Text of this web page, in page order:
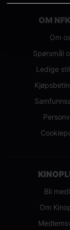
OM
Om
Spørsmål
Ledige
Bli
Om